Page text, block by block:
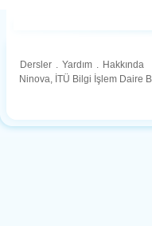
Dersler . Yardım . Hakkında
Ninova, İTÜ Bilgi İşlem Daire